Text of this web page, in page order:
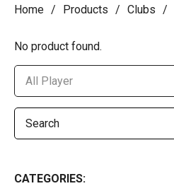
Home Products Clubs
No product found.
All Player
CATEGORIES: